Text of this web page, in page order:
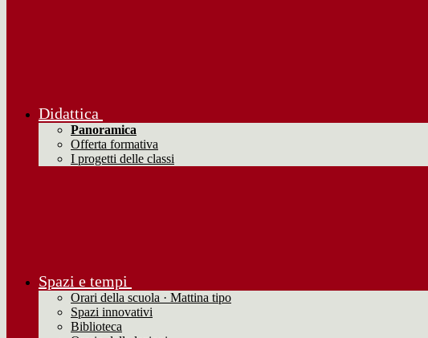
Didattica
Panoramica
Offerta formativa
I progetti delle classi
Spazi e tempi
Orari della scuola · Mattina tipo
Spazi innovativi
Biblioteca